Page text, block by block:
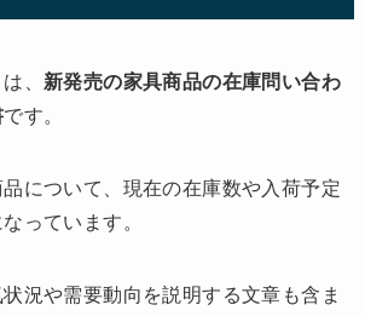
、 新発売の家具商品の在庫問い合わ
です。
について、現在の在庫数や入荷予定
っています。
況や需要動向を説明する文章も含ま